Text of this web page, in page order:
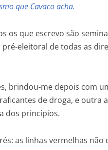
que Cavaco acha.
os que escrevo são
eleitoral de todas as
brindou-me depois com
de droga, e outra
dos princípios.
as linhas vermelhas não